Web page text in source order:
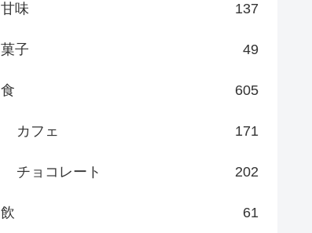
甘味 137
菓子 49
食 605
カフェ 171
チョコレート 202
飲 61